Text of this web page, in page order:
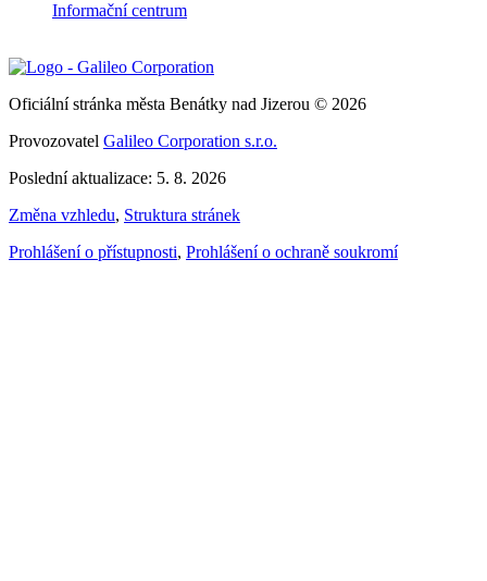
Informační centrum
Oficiální stránka města Benátky nad Jizerou © 2026
Provozovatel Galileo Corporation s.r.o.
Poslední aktualizace: 5. 8. 2026
Změna vzhledu, Struktura stránek
Prohlášení o přístupnosti, Prohlášení o ochraně soukromí